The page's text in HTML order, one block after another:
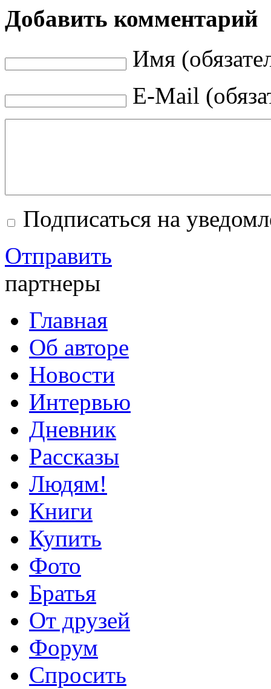
Добавить комментарий
Имя
E-Mail
Подписаться на
Отправить
партнеры
Главная
Об авторе
Новости
Интервью
Дневник
Рассказы
Людям!
Книги
Купить
Фото
Братья
От друзей
Форум
Спросить